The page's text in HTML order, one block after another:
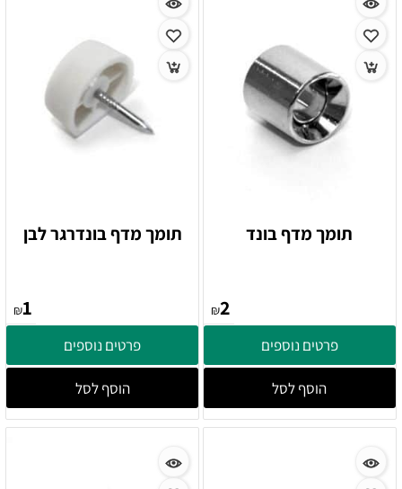
תומך מדף בונד
₪2
פרטים נוספים
הוסף לסל
תומך מדף בונדרגר לבן
₪1
פרטים נוספים
הוסף לסל